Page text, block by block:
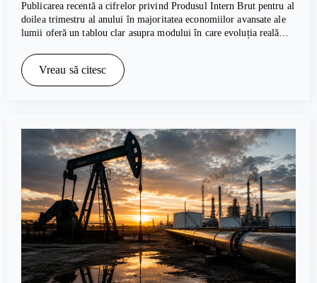
Publicarea recentă a cifrelor privind Produsul Intern Brut pentru al
doilea trimestru al anului în majoritatea economiilor avansate ale
lumii oferă un tablou clar asupra modului în care evoluția reală…
Vreau să citesc